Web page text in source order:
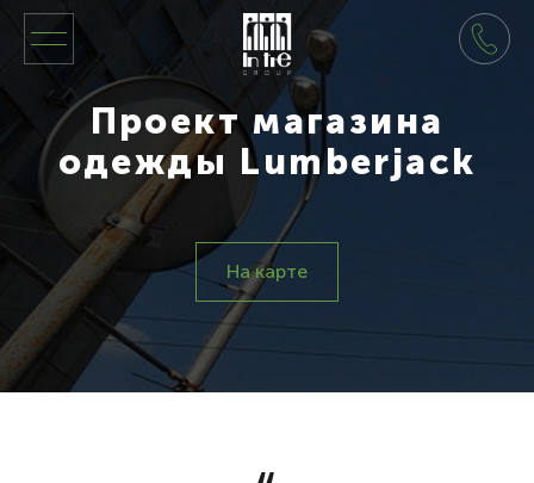
Проект магазина
одежды Lumberjack
На карте